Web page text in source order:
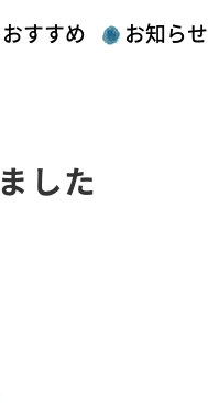
すすめ お知らせ
した